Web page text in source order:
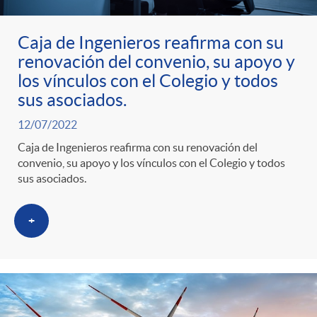
r
a
S
a
l
a
n
p
o
r
c
a
e
n
i
d
o
A
l
i
c
a
d
o
r
Caja de Ingenieros reafirma con su
renovación del convenio, su apoyo y
los vínculos con el Colegio y todos
sus asociados.
12/07/2022
Caja de Ingenieros reafirma con su renovación del
convenio, su apoyo y los vínculos con el Colegio y todos
sus asociados.
+